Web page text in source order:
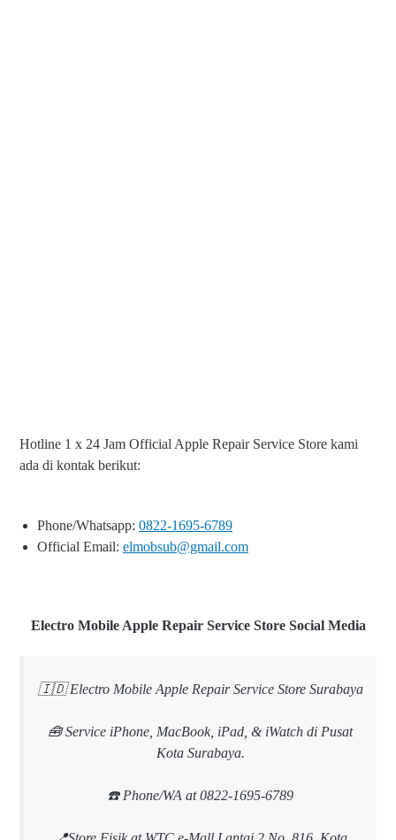
Hotline 1 x 24 Jam Official Apple Repair Service Store kami
ada di kontak berikut:
Phone/Whatsapp: 0822-1695-6789
Official Email: elmobsub@gmail.com
Electro Mobile Apple Repair Service Store Social Media
🇮🇩 Electro Mobile Apple Repair Service Store Surabaya
🧰 Service iPhone, MacBook, iPad, & iWatch di Pusat
Kota Surabaya.
☎️ Phone/WA at 0822-1695-6789